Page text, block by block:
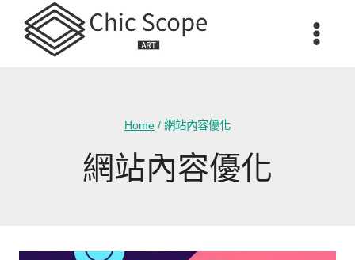
content
Home / 網站內容優化
網站內容優化